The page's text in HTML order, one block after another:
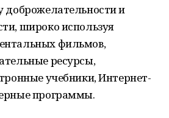
доброжелательности и
широко используя
фильмов,
ресурсы,
учебники, Интернет-
программы.